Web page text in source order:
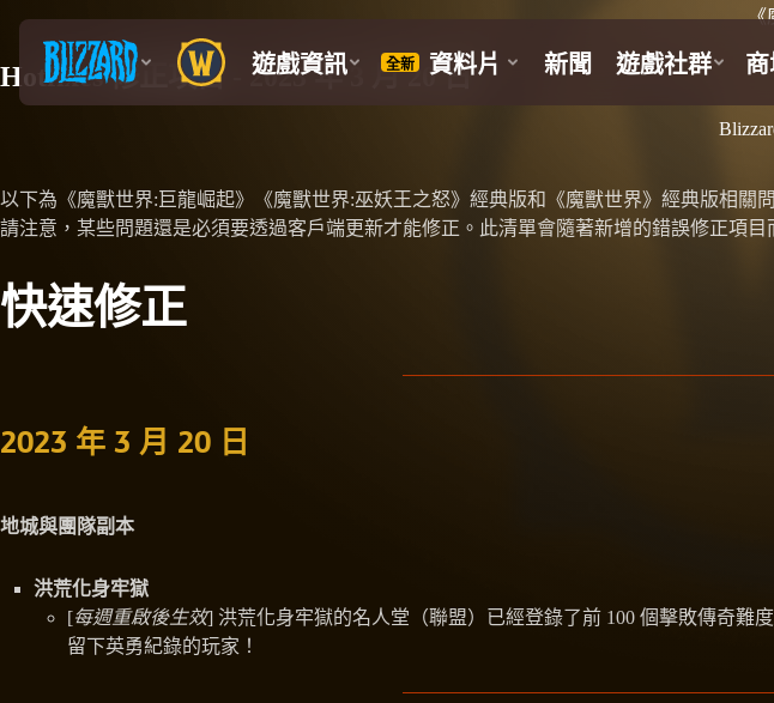
《
Hotfixes 修正項目 - 2023 年 3 月 20 日
以下為《魔獸世界:巨龍崛起》《魔獸世界:巫妖王之怒》經典版和《魔獸世界》經典版相
請注意，某些問題還是必須要透過客戶端更新才能修正。此清單會隨著新增的錯誤修正項目
快速修正
2023 年 3 月 20 日
地城與團隊副本
洪荒化身牢獄
[每週重啟後生效] 洪荒化身牢獄的名人堂（聯盟）已經登錄了前 100 個擊敗傳奇難
留下英勇紀錄的玩家！